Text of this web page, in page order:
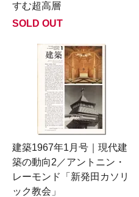
すむ超高層
SOLD OUT
建築1967年1月号｜現代建
築の動向2／アントニン・
レーモンド「新発田カソリ
ック教会」